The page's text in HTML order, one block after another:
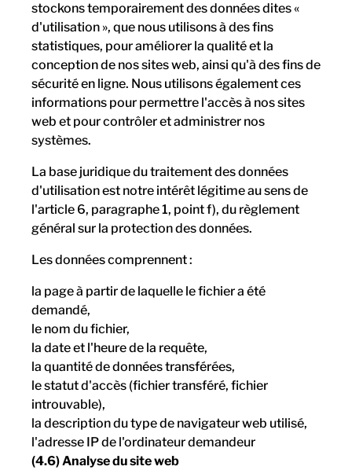
stockons temporairement des données dites «
d'utilisation », que nous utilisons à des fins
statistiques, pour améliorer la qualité et la
conception de nos sites web, ainsi qu'à des fins de
sécurité en ligne. Nous utilisons également ces
informations pour permettre l'accès à nos sites
web et pour contrôler et administrer nos
systèmes.
La base juridique du traitement des données
d'utilisation est notre intérêt légitime au sens de
l'article 6, paragraphe 1, point f), du règlement
général sur la protection des données.
Les données comprennent :
la page à partir de laquelle le fichier a été
demandé,
le nom du fichier,
la date et l'heure de la requête,
la quantité de données transférées,
le statut d'accès (fichier transféré, fichier
introuvable),
la description du type de navigateur web utilisé,
l'adresse IP de l'ordinateur demandeur
(4.6) Analyse du site web